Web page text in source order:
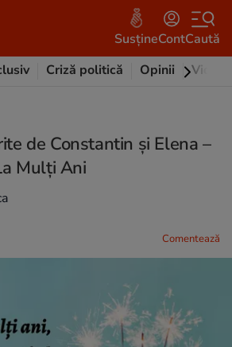
SusțineContCaută
Criză politică Opinii Video
de Constantin și Elena –
Mulți Ani
Comentează